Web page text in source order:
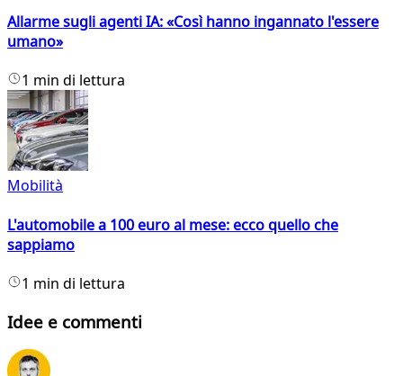
Allarme sugli agenti IA: «Così hanno ingannato l'essere
umano»
1 min di lettura
Mobilità
L'automobile a 100 euro al mese: ecco quello che
sappiamo
1 min di lettura
Idee e commenti